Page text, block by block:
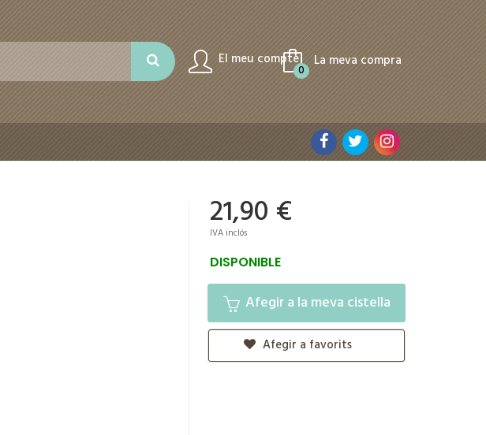
El meu compte La meva compra
0
21,90 €
IVA inclós
DISPONIBLE
Afegir a la meva cistella
Afegir a favorits